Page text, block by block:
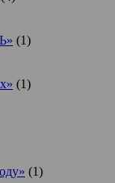
(1)
(1)
(1)